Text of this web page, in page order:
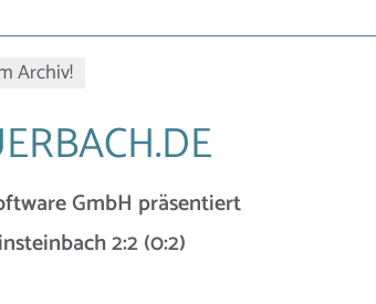
Archiv!
GmbH präsentiert
2:2 (0:2)